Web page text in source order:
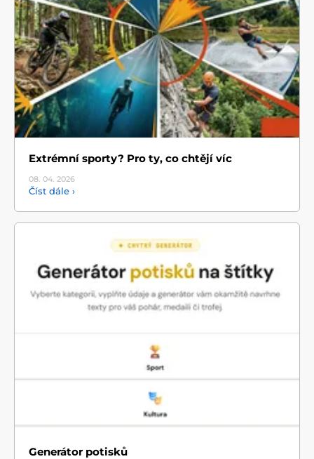
Extrémní sporty? Pro ty, co chtějí víc
08. 04. 2026
Číst dále ›
Generátor potisků